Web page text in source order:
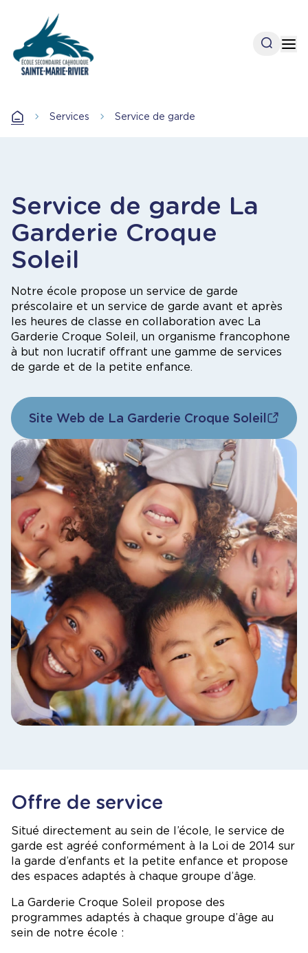
contenu
principal
Open
AccueilServices Service de garde
Service de garde La
Garderie Croque
Soleil
Notre école propose un service de garde
préscolaire et un service de garde avant et après
les heures de classe en collaboration avec La
Garderie Croque Soleil, un organisme francophone
à but non lucratif offrant une gamme de services
de garde et de la petite enfance.
Site Web de La Garderie Croque Soleil
Offre de service
Situé directement au sein de l’école, le service de
garde est agréé conformément à la Loi de 2014 sur
la garde d’enfants et la petite enfance et propose
des espaces adaptés à chaque groupe d’âge.
La Garderie Croque Soleil propose des
programmes adaptés à chaque groupe d’âge au
sein de notre école :